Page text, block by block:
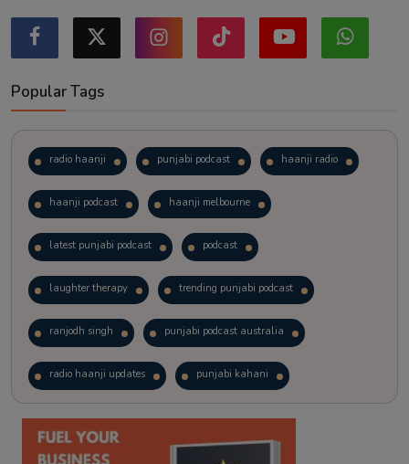
Popular Tags
radio haanji punjabi podcast haanji radio
haanji podcast haanji melbourne
latest punjabi podcast podcast
laughter therapy trending punjabi podcast
ranjodh singh punjabi podcast australia
radio haanji updates punjabi kahani
kitaab kahani punjabi story